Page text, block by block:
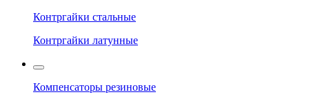
Контргайки стальные
Контргайки латунные
Компенсаторы резиновые